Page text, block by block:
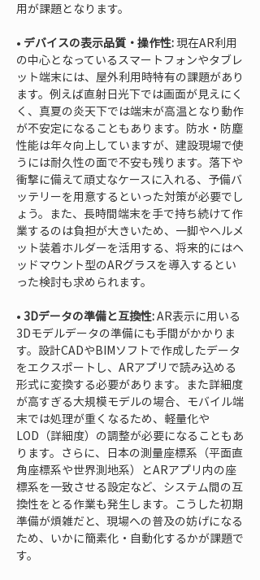
• デバイスの表示品質・操作性: 現在AR利用
の中心となっているスマートフォンやタブレ
ット端末には、屋外利用時特有の課題があり
ます。例えば直射日光下では画面が見えにく
く、真夏の炎天下では端末が高温となり動作
が不安定になることもあります。防水・防塵
性能は年々向上していますが、建設現場で使
うには耐久性の面で不安も残ります。落下や
衝撃に備えて頑丈なケースに入れる、予備バ
ッテリーを用意するといった対策が必要でし
ょう。また、長時間端末を手で持ち続けて作
業するのは負担が大きいため、一脚やヘルメ
ット装着ホルダーを活用する、将来的にはヘ
ッドマウント型のARグラスを導入するとい
• 3Dデータの準備と互換性: AR表示に用いる
3Dモデルデータの準備にも手間がかかりま
す。設計CADやBIMソフトで作成したデータ
をエクスポートし、ARアプリで読み込める
形式に変換する必要があります。また詳細度
が高すぎる大規模モデルの場合、モバイル端
末では処理が重くなるため、軽量化や
LOD（詳細度）の調整が必要になることもあ
ります。さらに、日本の測量座標系（平面直
角座標系や世界測地系）とARアプリ内の座
標系を一致させる設定など、システム間の互
換性をとる作業も発生します。こうした初期
準備が煩雑だと、現場への普及の妨げになる
ため、いかに簡素化・自動化するかが課題で